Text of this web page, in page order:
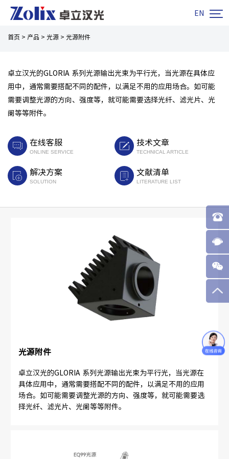
EN 
首页 > 产品 > 光源 > 光源附件
卓立汉光的GLORIA 系列光源输出光束为平行光，当光源在具体应
用中，通常需要搭配不同的配件，以满足不用的应用场合。如可能
需要调整光源的方向、强度等，就可能需要选择光纤、滤光片、光
阑等等附件。
在线客服
ONLINE SERVICE
技术文章
TECHNICAL ARTICLE
解决方案
SOLUTION
文献清单
LITERATURE LIST
光源附件
卓立汉光的GLORIA 系列光源输出光束为平行光，当光源在
具体应用中，通常需要搭配不同的配件，以满足不用的应用
场合。如可能需要调整光源的方向、强度等，就可能需要选
择光纤、滤光片、光阑等等附件。